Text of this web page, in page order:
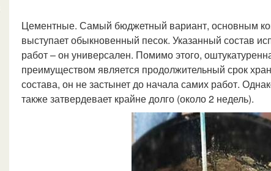
Цементные. Самый бюджетный вариант, основным
выступает обыкновенный песок. Указанный состав
работ – он универсален. Помимо этого,
преимуществом является продолжительный срок
состава, он не застынет до начала самих работ.
также затвердевает крайне долго (около 2 недель).